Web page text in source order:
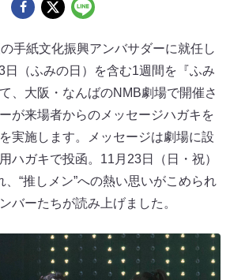
手紙文化振興アンバサダーに就任し
日（ふみの日）を含む1週間を『ふみ
、大阪・なんばのNMB劇場で開催さ
が来場者からのメッセージハガキを
実施します。メッセージは劇場に設
ハガキで投函。11月23日（日・祝）
“推しメン”への熱い思いがこめられ
バーたちが読み上げました。